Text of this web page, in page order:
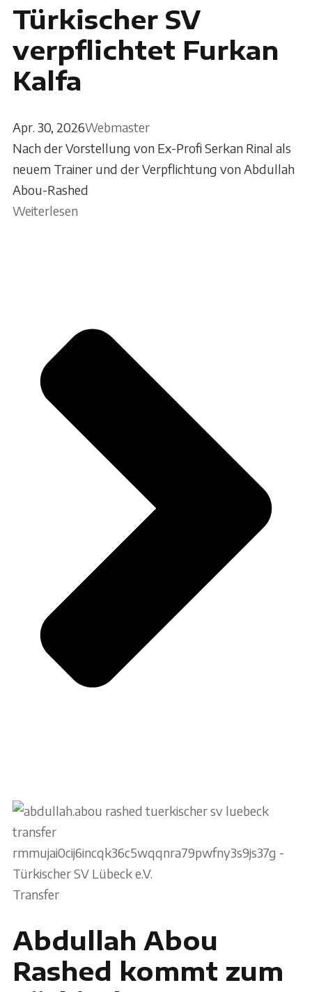
Türkischer SV
verpflichtet Furkan
Kalfa
Apr. 30, 2026Webmaster
Nach der Vorstellung von Ex-Profi Serkan Rinal als
neuem Trainer und der Verpflichtung von Abdullah
Abou-Rashed
Weiterlesen
Transfer
Abdullah Abou
Rashed kommt zum